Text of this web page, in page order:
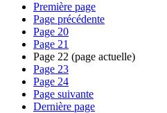
Première page
Page précédente
Page 20
Page 21
Page 22 (page actuelle)
Page 23
Page 24
Page suivante
Dernière page